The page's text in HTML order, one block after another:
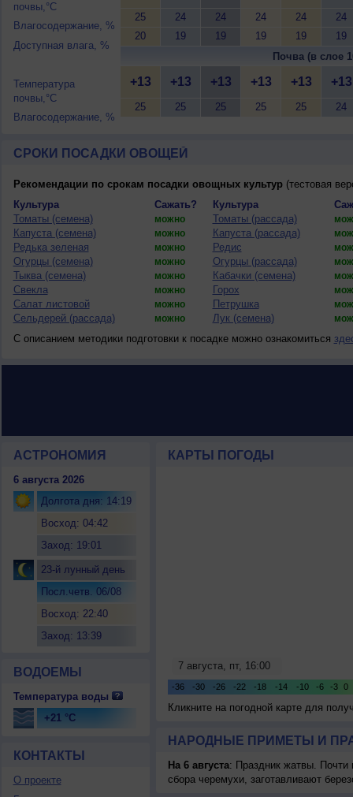
почвы,°C
Влагосодержание, %
Доступная влага, %
Температура
почвы,°C
Влагосодержание, %
25
20
24
19
24
19
24
19
24
19
24
19
Почва (в слое
+13
25
+13
25
+13
25
+13
25
+13
25
+13
24
СРОКИ ПОСАДКИ ОВОЩЕЙ
Рекомендации по срокам посадки овощных культур(тестовая
Культура
Сажать? Культура
Томаты (семена)
можно Томаты (рассада)
Капуста (семена) можно Капуста (рассада)
Редька зеленая можно Редис
Огурцы (семена) можно Огурцы (рассада)
Тыква (семена) можно Кабачки (семена)
Свекла можно Горох
Салат листовой можно Петрушка
Сельдерей (рассада) можно Лук (семена)
С описанием методики подготовки к посадке можно ознакомиться
АСТРОНОМИЯ
6 августа 2026
Долгота дня: 14:19
Восход: 04:42
Заход: 19:01
23-й лунный день
Посл.четв. 06/08
Восход: 22:40
Заход: 13:39
ВОДОЕМЫ
Температура воды
+21 °C
КОНТАКТЫ
О проекте
КАРТЫ ПОГОДЫ
Кликните на погодной карте для
НАРОДНЫЕ ПРИМЕТЫ И
На 6 августа: Праздник жатвы. Почти
сбора черемухи, заготавливают